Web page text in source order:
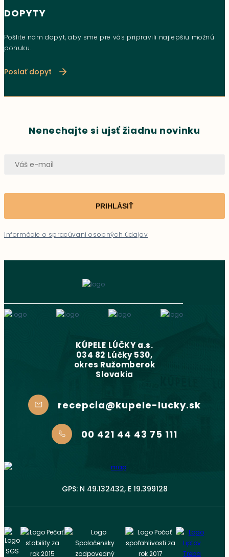
DOPYTY
Pošlite nám dopyt, aby sme pre vás pripravili najlepšiu možnú
ponuku.
Poslať dopyt
Nenechajte si ujsť žiadnu novinku
PRIHLÁSIŤ
Informácie o spracúvaní osobných údajov
KÚPELE LÚČKY a.s.
034 82 Lúčky 530,
okres Ružomberok
Slovakia
recepcia@kupele-lucky.sk
00 421 44 43 75 111
GPS: N 49.132432, E 19.399128